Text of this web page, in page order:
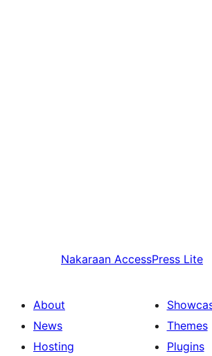
Nakaraan AccessPress Lite
About
News
Hosting
Themes
Plugins